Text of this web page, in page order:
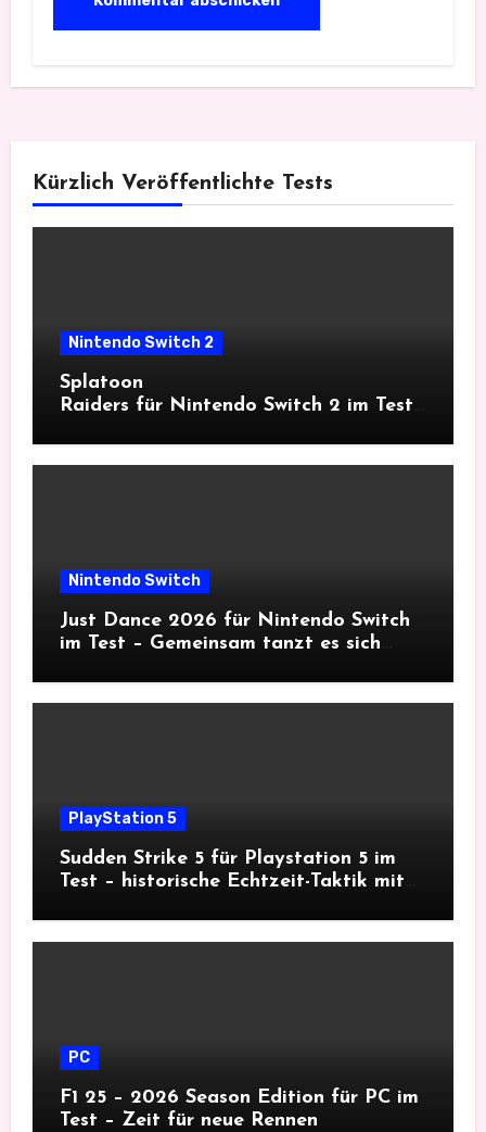
Kürzlich Veröffentlichte Tests
Nintendo Switch 2
Splatoon
Raiders für Nintendo Switch 2 im Test
Nintendo Switch
Just Dance 2026 für Nintendo Switch
im Test – Gemeinsam tanzt es sich
PlayStation 5
Sudden Strike 5 für Playstation 5 im
Test – historische Echtzeit-Taktik mit
PC
F1 25 – 2026 Season Edition für PC im
Test – Zeit für neue Rennen